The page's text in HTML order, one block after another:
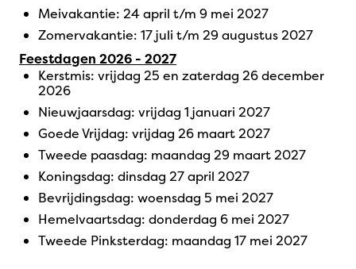
Meivakantie: 24 april t/m 9 mei 2027
Zomervakantie: 17 juli t/m 29 augustus 2027
Feestdagen 2026 - 2027
Kerstmis: vrijdag 25 en zaterdag 26 december
2026
Nieuwjaarsdag: vrijdag 1 januari 2027
Goede Vrijdag: vrijdag 26 maart 2027
Tweede paasdag: maandag 29 maart 2027
Koningsdag: dinsdag 27 april 2027
Bevrijdingsdag: woensdag 5 mei 2027
Hemelvaartsdag: donderdag 6 mei 2027
Tweede Pinksterdag: maandag 17 mei 2027